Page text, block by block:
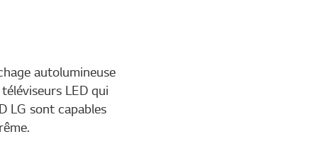
autolumineuse
LED qui
LG sont capables